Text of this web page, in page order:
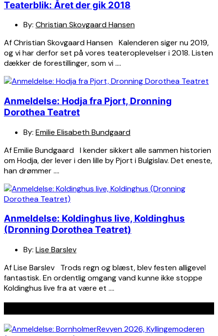
Teaterblik: Året der gik 2018
By: Christian Skovgaard Hansen
Af Christian Skovgaard Hansen Kalenderen siger nu 2019,
og vi har derfor set på vores teateroplevelser i 2018. Listen
dækker de forestillinger, som vi ….
Anmeldelse: Hodja fra Pjort, Dronning
Dorothea Teatret
By: Emilie Elisabeth Bundgaard
Af Emilie Bundgaard I kender sikkert alle sammen historien
om Hodja, der lever i den lille by Pjort i Bulgislav. Det eneste,
han drømmer ….
Anmeldelse: Koldinghus live, Koldinghus
(Dronning Dorothea Teatret)
By: Lise Barslev
Af Lise Barslev Trods regn og blæst, blev festen alligevel
fantastisk. En ordentlig omgang vand kunne ikke stoppe
Koldinghus live fra at være et ….